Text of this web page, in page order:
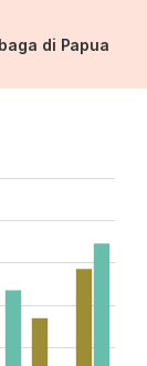
di Papua